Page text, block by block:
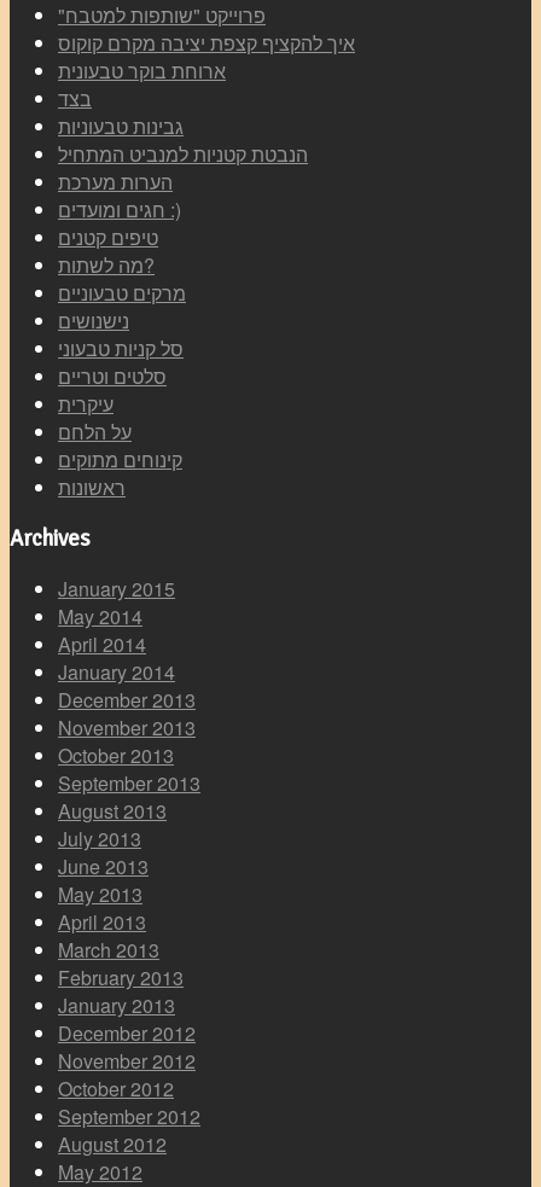
"פרוייקט "שותפות למטבח
איך להקציף קצפת יציבה מקרם קוקוס
ארוחת בוקר טבעונית
בצד
גבינות טבעוניות
הנבטת קטניות למנביט המתחיל
הערות מערכת
חגים ומועדים :)
טיפים קטנים
מה לשתות?
מרקים טבעוניים
נישנושים
סל קניות טבעוני
סלטים וטריים
עיקרית
על הלחם
קינוחים מתוקים
ראשונות
Archives
January 2015
May 2014
April 2014
January 2014
December 2013
November 2013
October 2013
September 2013
August 2013
July 2013
June 2013
May 2013
April 2013
March 2013
February 2013
January 2013
December 2012
November 2012
October 2012
September 2012
August 2012
May 2012